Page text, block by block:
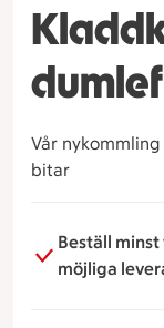
Vår
bitar
Beställ
möjliga